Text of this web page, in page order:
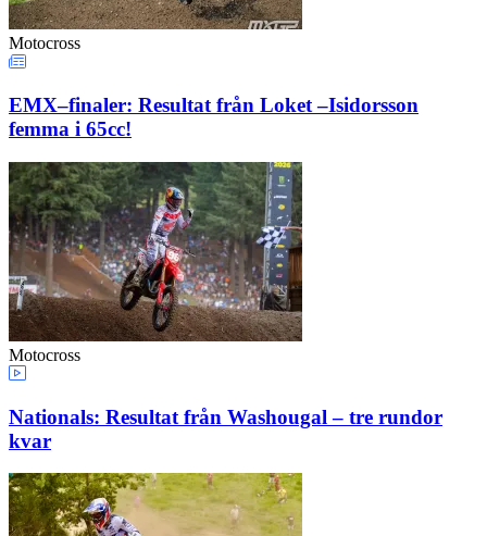
Motocross
EMX–finaler: Resultat från Loket –Isidorsson
femma i 65cc!
Motocross
Nationals: Resultat från Washougal – tre rundor
kvar